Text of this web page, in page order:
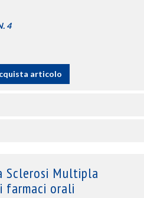
4
articolo
Sclerosi Multipla
farmaci orali